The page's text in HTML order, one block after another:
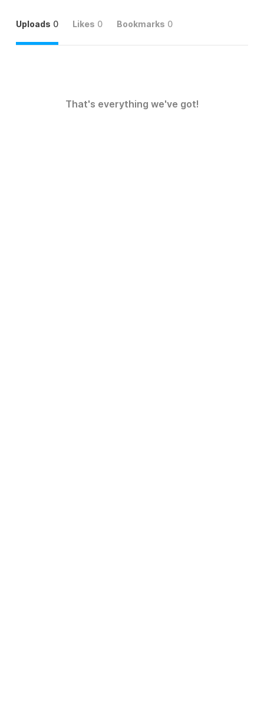
Uploads 0 Likes 0 Bookmarks 0
That's everything we've got!